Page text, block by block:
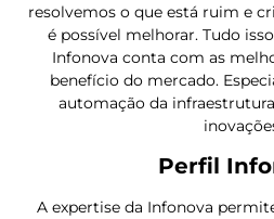
resolvemos o que está ruim e
é possível melhorar. Tudo
Infonova conta com as
benefício do mercado.
automação da
Perfil
A expertise da Infonova